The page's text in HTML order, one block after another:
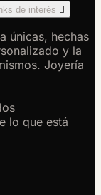
de interés 
únicas, hechas
y la
Joyería
lo que está